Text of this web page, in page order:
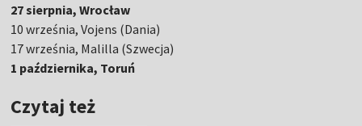
27 sierpnia, Wrocław
10 września, Vojens (Dania)
17 września, Malilla (Szwecja)
1 października, Toruń
Czytaj też